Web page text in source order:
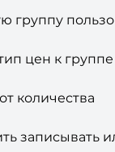
группу
цен к
количества
записывать